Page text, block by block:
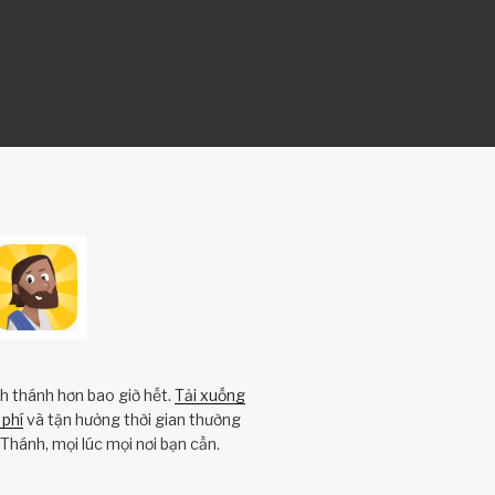
thánh hơn bao giờ hết. Tải xuống
và tận hưởng thời gian thường
mọi lúc mọi nơi bạn cần.